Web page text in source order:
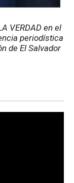
VERDAD en el
periodística
de El Salvador